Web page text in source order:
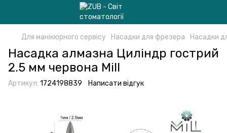
Для манікюрного сервісу Насадки для фрезера Насадки
Насадка алмазна Циліндр гострий
2.5 мм червона Mill
Артикул: 1724198839 Написати відгук